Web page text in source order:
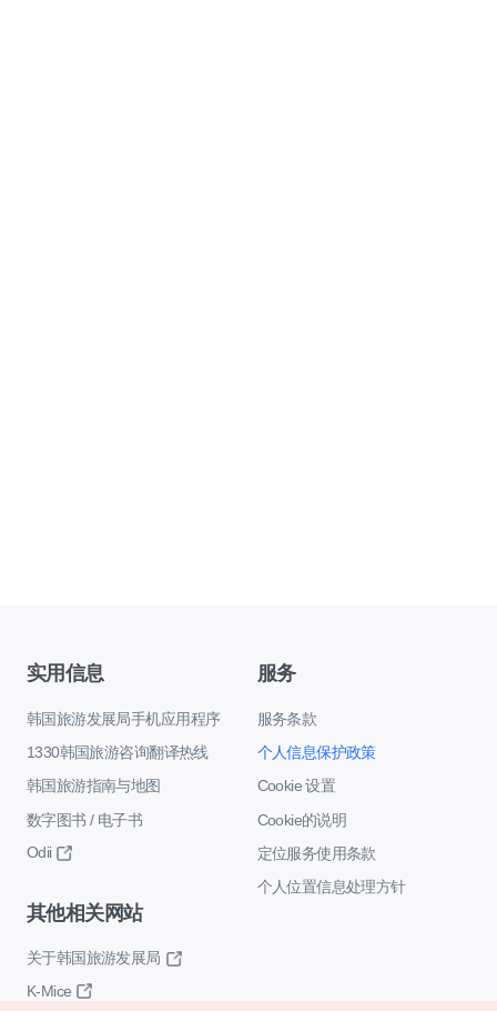
实用信息
韩国旅游发展局手机应用程序
1330韩国旅游咨询翻译热线
韩国旅游指南与地图
数字图书 / 电子书
Odii
服务
服务条款
个人信息保护政策
Cookie 设置
Cookie的说明
定位服务使用条款
个人位置信息处理方针
其他相关网站
关于韩国旅游发展局
K-Mice